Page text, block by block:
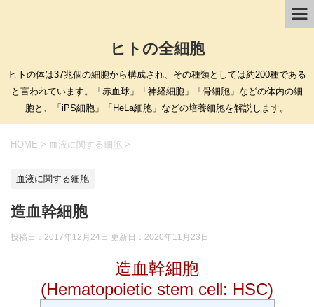
ヒトの全細胞
ヒトの体は37兆個の細胞から構成され、その種類としては約200種である
と言われています。「赤血球」「神経細胞」「骨細胞」などの体内の細
胞と、「iPS細胞」「HeLa細胞」などの培養細胞を解説します。
HOME > 血液に関する細胞 >
血液に関する細胞
造血幹細胞
投稿日：2017年12月24日 更新日： 2020年11月23日
造血幹細胞
(Hematopoietic stem cell: HSC)